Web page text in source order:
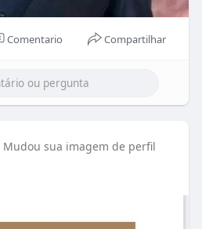
Comentario Compartilhar
Mudou sua imagem de perfil